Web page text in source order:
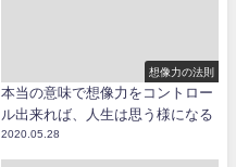
想像力の法則
本当の意味で想像力をコントロー
ル出来れば、人生は思う様になる
2020.05.28